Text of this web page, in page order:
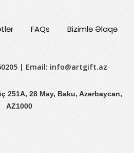
FAQs Bizimlə Əlaqə
| Email: info@artgift.az
251A, 28 May, Baku, Azərbaycan,
AZ1000